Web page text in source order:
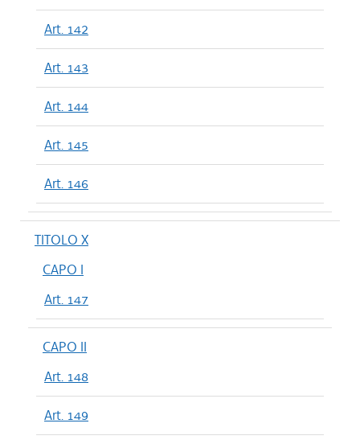
Art. 142
Art. 143
Art. 144
Art. 145
Art. 146
TITOLO X
CAPO I
Art. 147
CAPO II
Art. 148
Art. 149